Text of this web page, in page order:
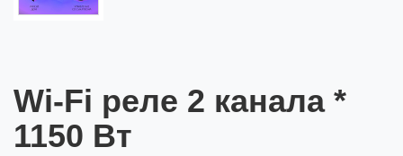
Wi-Fi реле 2 канала *
1150 Вт